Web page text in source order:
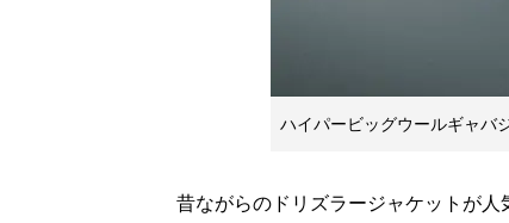
ハイパービッグウールギャバ
昔ながらのドリズラージャケットが人